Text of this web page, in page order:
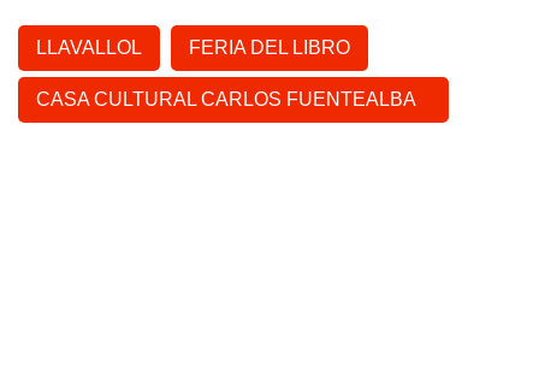
LLAVALLOL FERIA DEL LIBRO
CASA CULTURAL CARLOS FUENTEALBA